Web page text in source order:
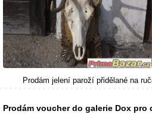
Prodám jelení paroží přidělané na
Prodám voucher do galerie Dox pro